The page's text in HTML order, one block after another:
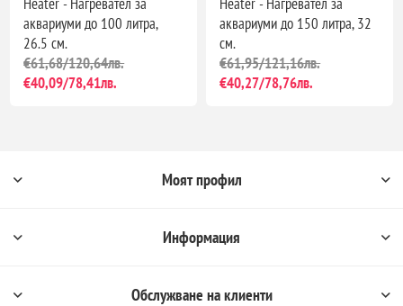
аквариуми до 100 литра,
26.5 см.
€61,68/120,64лв.
€40,09/78,41лв.
аквариуми до 150 литра, 32
см.
€61,95/121,16лв.
€40,27/78,76лв.
Моят профил
Информация
Обслужване на клиенти